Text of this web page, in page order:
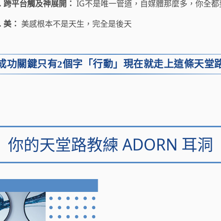
跨平台觸及神展開： IG不是唯一管道，自媒體那麼多，你全都
美： 美感根本不是天生，完全是後天
功關鍵只有2個字「行動」 現在就走上這條天堂
你的天堂路教練 ADORN 耳洞